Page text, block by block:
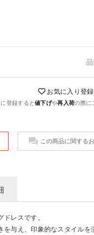
お気に入り登録
登録すると値下げや再入荷の際に
この商品に関する
レスです。
与え、印象的なスタイルを